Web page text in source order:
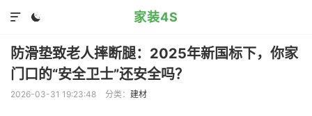
家装4S


防滑垫致老人摔断腿：2025年新国标下，你家
门口的“安全卫士”还安全吗？
2026-03-31 19:23:48 分类： 建材